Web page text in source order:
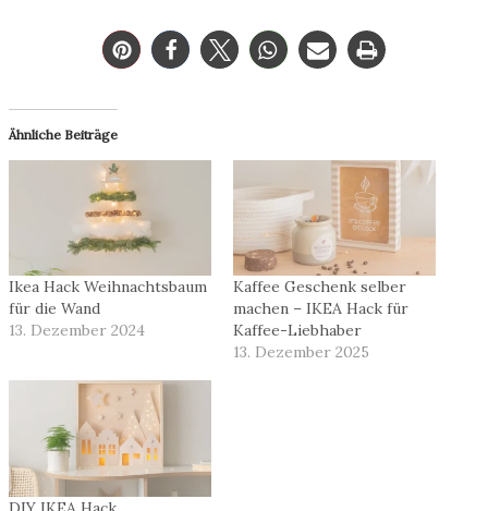
Ähnliche Beiträge
Ikea Hack Weihnachtsbaum
für die Wand
13. Dezember 2024
Kaffee Geschenk selber
machen – IKEA Hack für
Kaffee-Liebhaber
13. Dezember 2025